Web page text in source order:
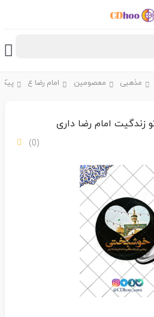
مذهبی معصومین امام رضا ع
امام رضا داری
(0)